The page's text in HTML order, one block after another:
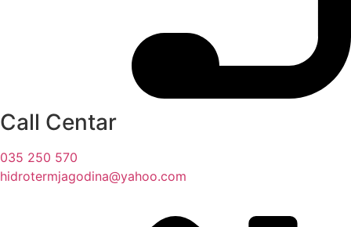
Call Centar
035 250 570
hidrotermjagodina@yahoo.com